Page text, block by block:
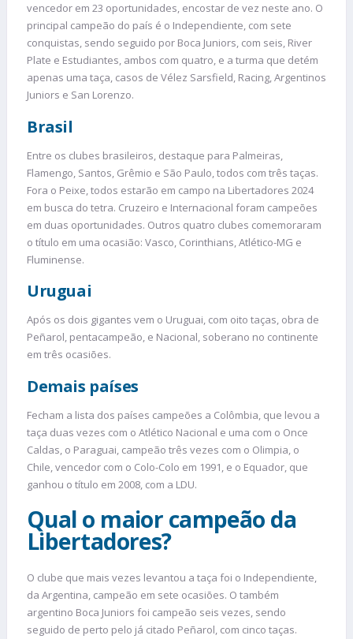
vencedor em 23 oportunidades, encostar de vez neste ano. O
principal campeão do país é o Independiente, com sete
conquistas, sendo seguido por Boca Juniors, com seis, River
Plate e Estudiantes, ambos com quatro, e a turma que detém
apenas uma taça, casos de Vélez Sarsfield, Racing, Argentinos
Juniors e San Lorenzo.
Brasil
Entre os clubes brasileiros, destaque para Palmeiras,
Flamengo, Santos, Grêmio e São Paulo, todos com três taças.
Fora o Peixe, todos estarão em campo na Libertadores 2024
em busca do tetra. Cruzeiro e Internacional foram campeões
em duas oportunidades. Outros quatro clubes comemoraram
o título em uma ocasião: Vasco, Corinthians, Atlético-MG e
Fluminense.
Uruguai
Após os dois gigantes vem o Uruguai, com oito taças, obra de
Peñarol, pentacampeão, e Nacional, soberano no continente
em três ocasiões.
Demais países
Fecham a lista dos países campeões a Colômbia, que levou a
taça duas vezes com o Atlético Nacional e uma com o Once
Caldas, o Paraguai, campeão três vezes com o Olimpia, o
Chile, vencedor com o Colo-Colo em 1991, e o Equador, que
ganhou o título em 2008, com a LDU.
Qual o maior campeão da
Libertadores?
O clube que mais vezes levantou a taça foi o Independiente,
da Argentina, campeão em sete ocasiões. O também
argentino Boca Juniors foi campeão seis vezes, sendo
seguido de perto pelo já citado Peñarol, com cinco taças.